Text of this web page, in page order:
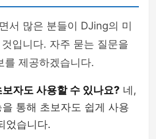
서 많은 분들이 DJing의 미
입니다. 자주 묻는 질문을
를 제공하겠습니다.
자도 사용할 수 있나요? 네,
통해 초보자도 쉽게 사용
었습니다.